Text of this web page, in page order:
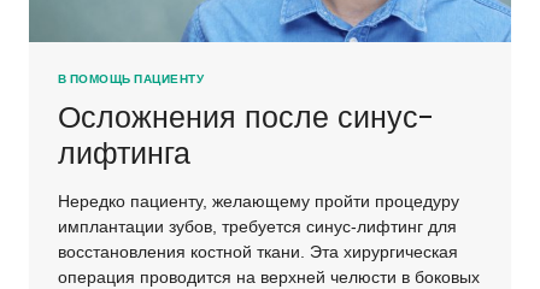
В ПОМОЩЬ ПАЦИЕНТУ
Осложнения после синус-
лифтинга
Нередко пациенту, желающему пройти процедуру
имплантации зубов, требуется синус-лифтинг для
восстановления костной ткани. Эта хирургическая
операция проводится на верхней челюсти в боковых